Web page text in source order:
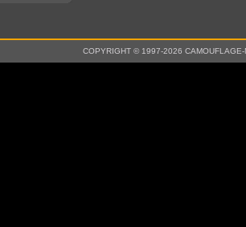
COPYRIGHT © 1997-2026 CAMOUFLAGE-